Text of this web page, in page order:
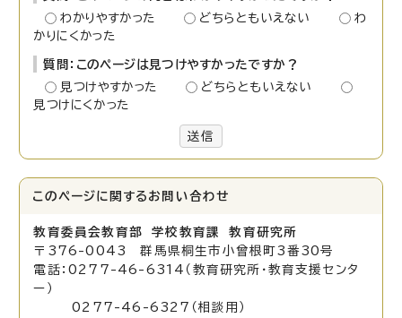
わかりやすかった
どちらともいえない
わ
かりにくかった
質問：このページは見つけやすかったですか？
見つけやすかった
どちらともいえない
見つけにくかった
送信
このページに関する お問い合わせ
教育委員会教育部 学校教育課 教育研究所
〒376-0043 群馬県桐生市小曾根町3番30号
電話：0277-46-6314（教育研究所・教育支援センタ
ー）
0277-46-6327（相談用）